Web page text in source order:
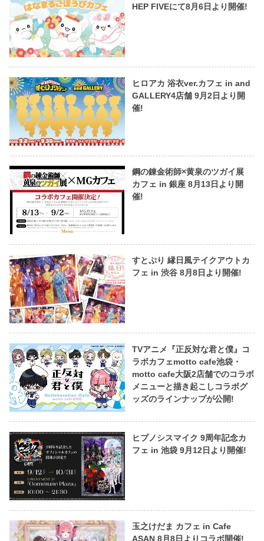
HEP FIVEにて8月6日より開催!
ヒロアカ 浴衣ver.カフェ in and
GALLERY4店舗 9月2日より開
催!
鋼の錬金術師×黄泉のツガイ展
カフェ in 銀座 8月13日より開
催!
すとぷり 縁日風テイクアウトカ
フェ in 渋谷 8月8日より開催!
TVアニメ『正反対な君と僕』コ
ラボカフェmotto cafe池袋・
motto cafe大阪2店舗でのコラボ
メニューと描き起こしコラボグ
ッズのラインナップが公開!
ヒプノシスマイク 9周年記念カ
フェ in 池袋 9月12日より開催!
玉之けだま カフェ in Cafe
ASAN 8月8日よりコラボ開催!